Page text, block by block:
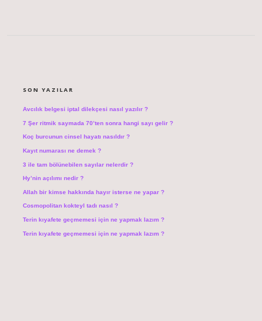
SON YAZILAR
Avcılık belgesi iptal dilekçesi nasıl yazılır ?
7 Şer ritmik saymada 70’ten sonra hangi sayı gelir ?
Koç burcunun cinsel hayatı nasıldır ?
Kayıt numarası ne demek ?
3 ile tam bölünebilen sayılar nelerdir ?
Hy’nin açılımı nedir ?
Allah bir kimse hakkında hayır isterse ne yapar ?
Cosmopolitan kokteyl tadı nasıl ?
Terin kıyafete geçmemesi için ne yapmak lazım ?
Terin kıyafete geçmemesi için ne yapmak lazım ?